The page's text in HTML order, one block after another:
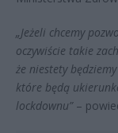
„Jeżeli chcemy
oczywiście takie
że niestety
które będą
lockdownu”–